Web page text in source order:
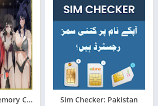
Harem King – Gremory Corruption Sim Checker: Pakistan